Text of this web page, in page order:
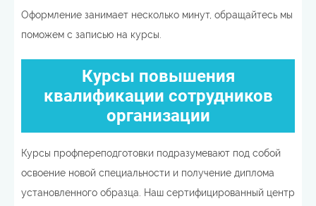
Оформление занимает несколько минут, обращайтесь мы
поможем с записью на курсы.
Курсы повышения
квалификации сотрудников
организации
Курсы профпереподготовки подразумевают под собой
освоение новой специальности и получение диплома
установленного образца. Наш сертифицированный центр